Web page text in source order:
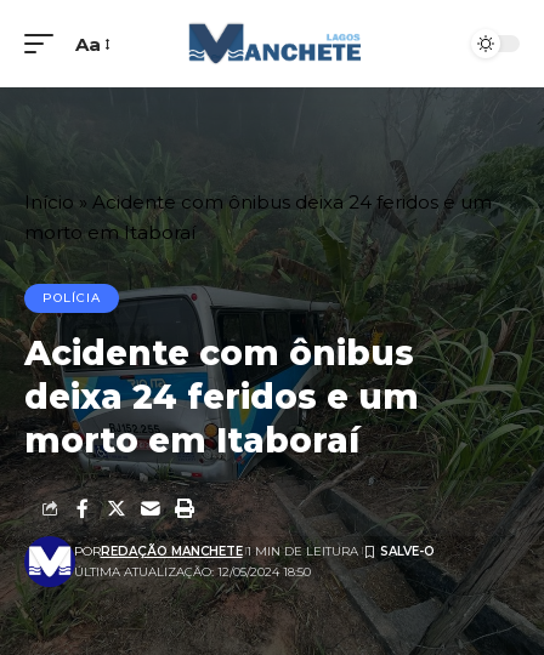
Aa
Início » Acidente com ônibus deixa 24 feridos e um
morto em Itaboraí
POLÍCIA
Acidente com ônibus
deixa 24 feridos e um
morto em Itaboraí
ÚLTIMA ATUALIZAÇÃO: 12/05/2024 18:50
PORREDAÇÃO MANCHETE 1 MIN DE LEITURA